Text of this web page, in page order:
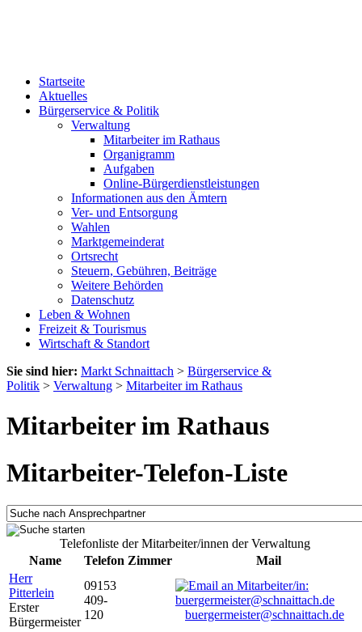
Startseite
Aktuelles
Bürgerservice & Politik
Verwaltung
Mitarbeiter im Rathaus
Organigramm
Aufgaben
Online-Bürgerdienstleistungen
Informationen aus den Ämtern
Ver- und Entsorgung
Wahlen
Marktgemeinderat
Ortsrecht
Steuern, Gebühren, Beiträge
Weitere Behörden
Datenschutz
Leben & Wohnen
Freizeit & Tourismus
Wirtschaft & Standort
Sie sind hier: Markt Schnaittach > Bürgerservice &
Politik > Verwaltung > Mitarbeiter im Rathaus
Mitarbeiter im Rathaus
Mitarbeiter-Telefon-Liste
Telefonliste der Mitarbeiter/innen der Verwaltung
Name
Telefon Zimmer
Mail
Herr
Pitterlein
Erster
Bürgermeister
09153
409-
120
buergermeister@schnaittach.de